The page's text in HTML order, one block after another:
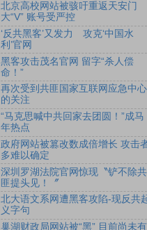
北京高校网站被骇吁重返天安门
大“V” 账号受严控
‘反共黑客’又发力 攻克‘中国水
利’官网
黑客攻击茂名官网 留字“杀人偿
命！”
再次受到共匪国家互联网应急中心
的关注
“马克思喊中共回家去团圆！”成马
年热点
政府网站被篡改数成倍增长 攻击
多难以确定
深圳罗湖法院官网惊现〝铲不除共
匪提头见！〞
北大语文系网遭黑客攻陷-现反共
义字句
巢湖财政局网站被“黑” 目前尚未有